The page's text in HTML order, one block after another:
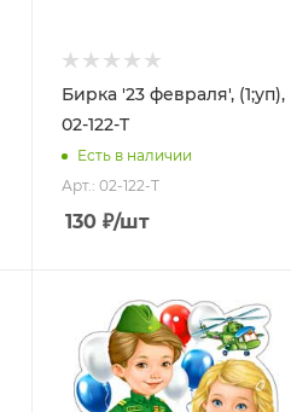
Бирка '23 февраля', (1;уп),
02-122-T
Есть в наличии
Арт.: 02-122-T
130 ₽/шт